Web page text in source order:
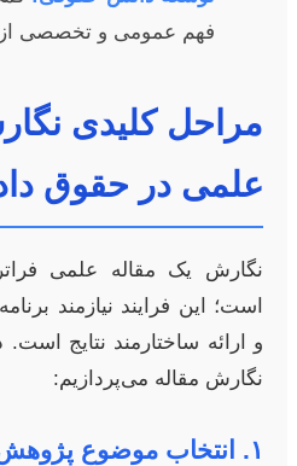
فهم عمومی و تخصصی از
مراحل کلیدی
علمی در حقوق
نگارش یک مقاله علمی
است؛ این فرایند نیازمند
و ارائه ساختارمند نتایج
نگارش مقاله می‌پردازیم:
۱. انتخاب موضوع پژوهش